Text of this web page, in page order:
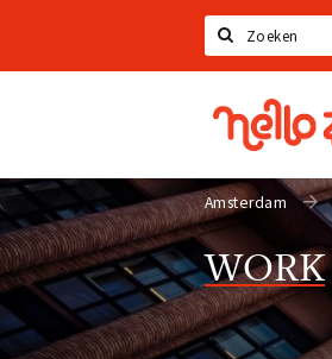
Search
Amsterdam
WORK